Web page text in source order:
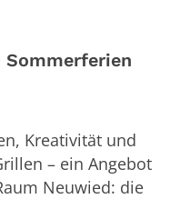
Sommerferien
Kreativität und
– ein Angebot
Neuwied: die